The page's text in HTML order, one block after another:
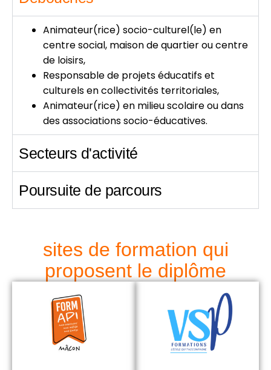
Animateur(rice) socio-culturel(le) en
centre social, maison de quartier ou centre
de loisirs,
Responsable de projets éducatifs et
culturels en collectivités territoriales,
Animateur(rice) en milieu scolaire ou dans
des associations socio-éducatives.
Secteurs d'activité
Poursuite de parcours
sites de formation qui
proposent le diplôme